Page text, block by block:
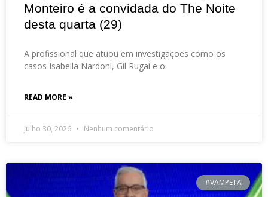
Monteiro é a convidada do The Noite
desta quarta (29)
A profissional que atuou em investigações como os
casos Isabella Nardoni, Gil Rugai e o
READ MORE »
julho 30, 2026 Nenhum comentário
#VAMPETA